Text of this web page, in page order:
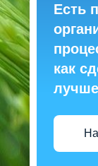
Есть
как